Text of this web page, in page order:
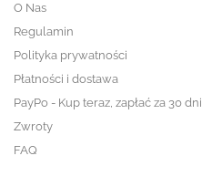
O Nas
Regulamin
Polityka prywatności
Płatności i dostawa
PayPo - Kup teraz, zapłać za 30 dni
Zwroty
FAQ